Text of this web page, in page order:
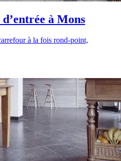
à Mons
à la fois rond-point,